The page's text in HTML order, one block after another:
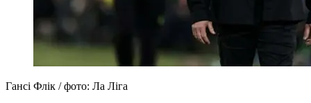
Гансі Флік / фото: Ла Ліга